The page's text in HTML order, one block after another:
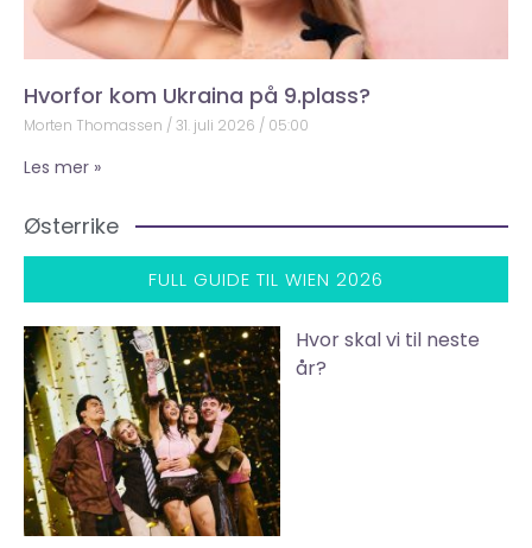
Hvorfor kom Ukraina på 9.plass?
Morten Thomassen 31. juli 2026 05:00
Les mer »
Østerrike
FULL GUIDE TIL WIEN 2026
Hvor skal vi til neste
år?